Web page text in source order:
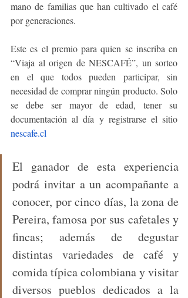
mano de familias que han cultivado el café
por generaciones.
Este es el premio para quien se inscriba en
“Viaja al origen de NESCAFÉ”, un sorteo
en el que todos pueden participar, sin
necesidad de comprar ningún producto. Solo
se debe ser mayor de edad, tener su
nescafe.cl
El ganador de esta experiencia
podrá invitar a un acompañante a
conocer, por cinco días, la zona de
Pereira, famosa por sus cafetales y
fincas; además de degustar
distintas variedades de café y
comida típica colombiana y visitar
diversos pueblos dedicados a la